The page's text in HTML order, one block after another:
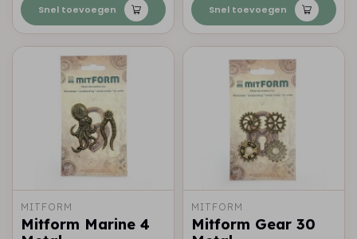
Snel toevoegen Snel toevoegen
MITFORM
Mitform Marine 4
MITFORM
Mitform Gear 30